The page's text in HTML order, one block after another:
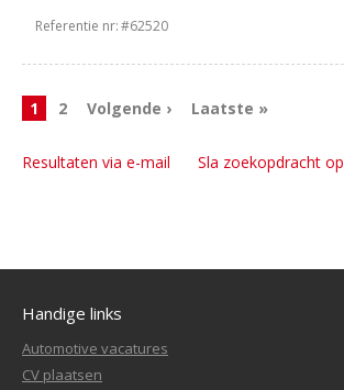
Referentie nr:#62520
1 2 Volgende › Laatste »
Resultaten via e-mail Sla zoekopdracht op
Handige links
Automotive vacatures
CV plaatsen